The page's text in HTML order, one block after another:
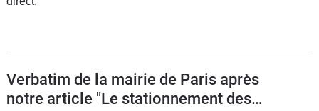
Verbatim de la mairie de Paris après
notre article "Le stationnement des